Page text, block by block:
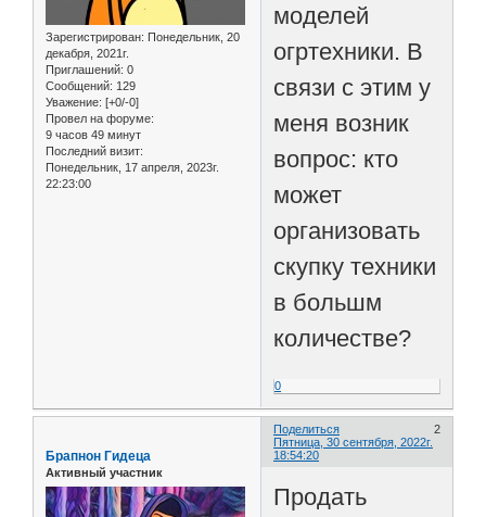
Зарегистрирован: Понедельник, 20
декабря, 2021г.
Приглашений: 0
Сообщений: 129
Уважение: [+0/-0]
Провел на форуме:
9 часов 49 минут
Последний визит:
Понедельник, 17 апреля, 2023г.
22:23:00
моделей
огртехники. В
связи с этим у
меня возник
вопрос: кто
может
организовать
скупку техники
в большм
количестве?
0
Поделиться
2
Пятница, 30 сентября, 2022г.
18:54:20
Брапнон Гидеца
Активный участник
Продать